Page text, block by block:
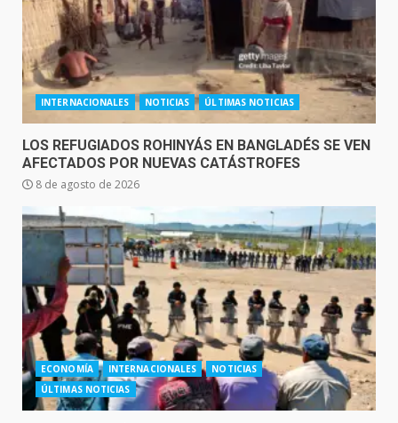
INTERNACIONALES NOTICIAS ÚLTIMAS NOTICIAS
LOS REFUGIADOS ROHINYÁS EN BANGLADÉS SE VEN
AFECTADOS POR NUEVAS CATÁSTROFES
8 de agosto de 2026
ECONOMÍA INTERNACIONALES
NOTICIAS
ÚLTIMAS NOTICIAS